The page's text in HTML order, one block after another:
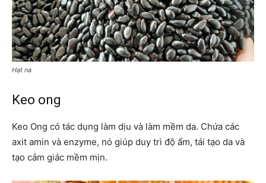
Hạt na
Keo ong
Keo Ong có tác dụng làm dịu và làm mềm da. Chứa các
axit amin và enzyme, nó giúp duy trì độ ẩm, tái tạo da và
tạo cảm giác mềm mịn.